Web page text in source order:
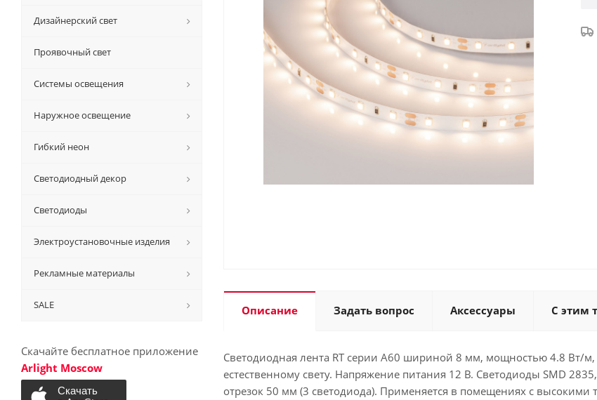
Описание Задать вопрос Аксессуары С этим
Светодиодная лента RT серии A60 шириной 8 мм, мощностью 4.8 Вт/
естественному свету. Напряжение питания 12 В. Светодиоды SMD
отрезок 50 мм (3 светодиода). Применяется в помещениях с
Дизайнерский свет
Проявочный свет
Системы освещения
Наружное освещение
Гибкий неон
Светодиодный декор
Светодиоды
Электроустановочные изделия
Рекламные материалы
SALE
Скачайте бесплатное приложение
Arlight Moscow